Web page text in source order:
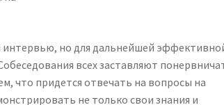
но для дальнейшей
всех заставляют
что придется отвечать на вопросы на
не только свои знания и